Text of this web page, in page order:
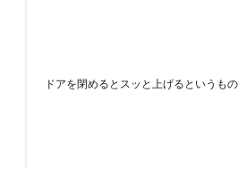
ドアを閉めるとスッと上げるというもの